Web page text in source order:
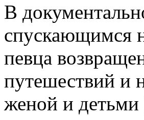
В
спускающимся
певца
путешествий и
женой и